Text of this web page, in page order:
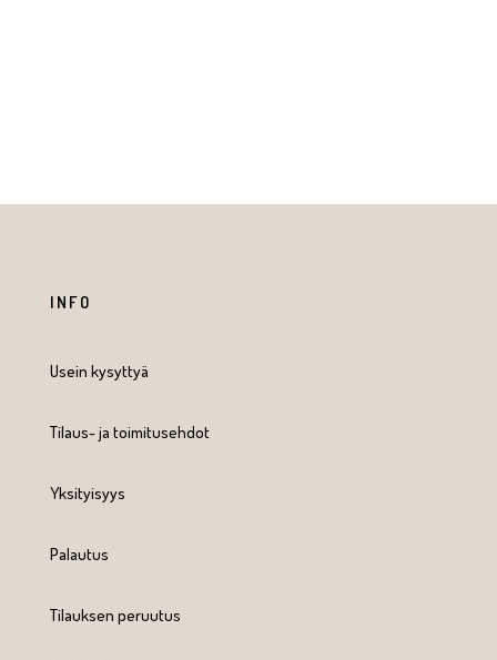
INFO
Usein kysyttyä
Tilaus- ja toimitusehdot
Yksityisyys
Palautus
Tilauksen peruutus